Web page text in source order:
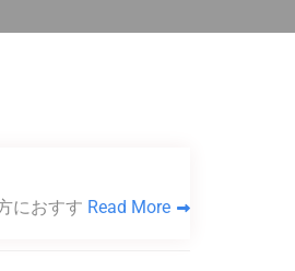
におすす Read More